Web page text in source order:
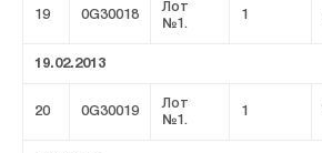
19 0G30018
Лот
№1.
1
19.02.2013
20 0G30019
Лот
№1.
1